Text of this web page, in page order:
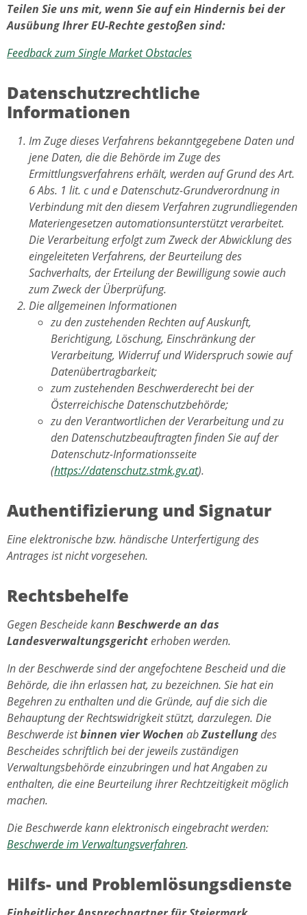
Teilen Sie uns mit, wenn Sie auf ein Hindernis bei der
Ausübung Ihrer EU-Rechte gestoßen sind:
Feedback zum Single Market Obstacles
Datenschutzrechtliche
Informationen
Im Zuge dieses Verfahrens bekanntgegebene Daten und
jene Daten, die die Behörde im Zuge des
Ermittlungsverfahrens erhält, werden auf Grund des Art.
6 Abs. 1 lit. c und e Datenschutz-Grundverordnung in
Verbindung mit den diesem Verfahren zugrundliegenden
Materiengesetzen automationsunterstützt verarbeitet.
Die Verarbeitung erfolgt zum Zweck der Abwicklung des
eingeleiteten Verfahrens, der Beurteilung des
Sachverhalts, der Erteilung der Bewilligung sowie auch
zum Zweck der Überprüfung.
Die allgemeinen Informationen
zu den zustehenden Rechten auf Auskunft,
Berichtigung, Löschung, Einschränkung der
Verarbeitung, Widerruf und Widerspruch sowie auf
Datenübertragbarkeit;
zum zustehenden Beschwerderecht bei der
Österreichische Datenschutzbehörde;
zu den Verantwortlichen der Verarbeitung und zu
den Datenschutzbeauftragten finden Sie auf der
Datenschutz-Informationsseite
(https://datenschutz.stmk.gv.at).
Authentifizierung und Signatur
Eine elektronische bzw. händische Unterfertigung des
Antrages ist nicht vorgesehen.
Rechtsbehelfe
Gegen Bescheide kannBeschwerde an das
Landesverwaltungsgerichterhoben werden.
In der Beschwerde sind der angefochtene Bescheid und die
Behörde, die ihn erlassen hat, zu bezeichnen. Sie hat ein
Begehren zu enthalten und die Gründe, auf die sich die
Behauptung der Rechtswidrigkeit stützt, darzulegen. Die
Beschwerde istbinnen vier Wochen abZustellungdes
Bescheides schriftlich bei der jeweils zuständigen
Verwaltungsbehörde einzubringen und hat Angaben zu
enthalten, die eine Beurteilung ihrer Rechtzeitigkeit möglich
machen.
Die Beschwerde kann elektronisch eingebracht werden:
Beschwerde im Verwaltungsverfahren.
Hilfs- und Problemlösungsdienste